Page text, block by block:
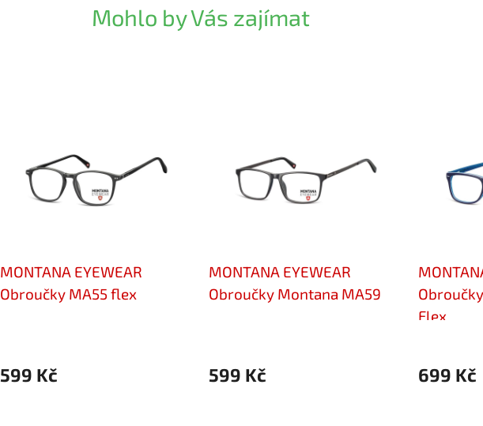
Mohlo by Vás zajímat
MONTANA EYEWEAR
Obroučky MA55 flex
599 Kč
MONTANA EYEWEAR
Obroučky Montana MA59
599 Kč
Flex
699 Kč